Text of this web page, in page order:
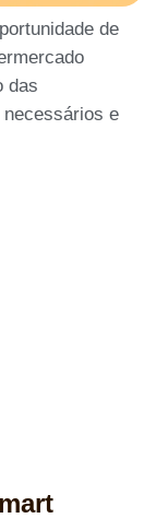
de
das
e